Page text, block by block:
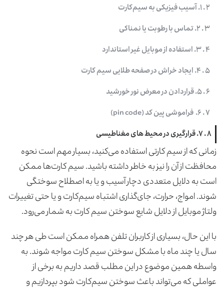
۲ . ۱. آسیب فیزیکی به سیم‌کارت
۳ . ۲. تماس با رطوبت یا نمناکی
۴ . ۳. استفاده از موبایل غیر استاندارد
۵ . ۴. ایجاد خراش در صفحه طلایی سیم کارت
۶ . ۵. قراردادن در معرض نور خورشید
۷ . ۶. فراموشی پین کد (pin code)
۸ . ۷. قرارگیری در محیط های مغناطیسی
زمانی که از سیم کارتی استفاده می‌کنید، بسیار مهم است نحوه
محافظت از آن را نیز به خاطر داشته باشید. سیم کارت‌ها ممکن
است به دلایل متعددی دچار آسیب و یا به اصطلاح سوختگی
شوند. امواج، حرارت، جای‌گذاری اشتباه سیم‌کارت و یا حتی تغییرات
ولتاژ موبایل از دلایل شایع سوختن سیم ‌کارت به شمار می‌رود.
با این حال، بسیاری از کاربران تلفن همراه ممکن است طی هر چند
سال یا چند ماه با مشکل سوختن سیم کارت مواجه شوند. به
واسطه همین موضوع در این مطلب قصد داریم به برخی از
عواملی که می‌تواند باعث سوختن سیم‌کارت شود بپردازیم و